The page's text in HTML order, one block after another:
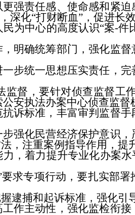
责任感、使命感和紧迫
深化“打财断血”，促进长效
中心的高度认识“案-件
确统筹部门，强化监督
统一思想压实责任，完
，要针对侦查监督工
安执法办案中心侦查监督
标准，丰富审判监督手
化民营经济保护意识，
，注重案例指导作用，提
着力提升专业化办案水
专项行动，要扎实部署
捕和起诉标准，强化引
主动性，强化监检衔接